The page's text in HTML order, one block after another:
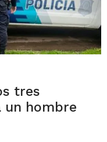
tres
un hombre